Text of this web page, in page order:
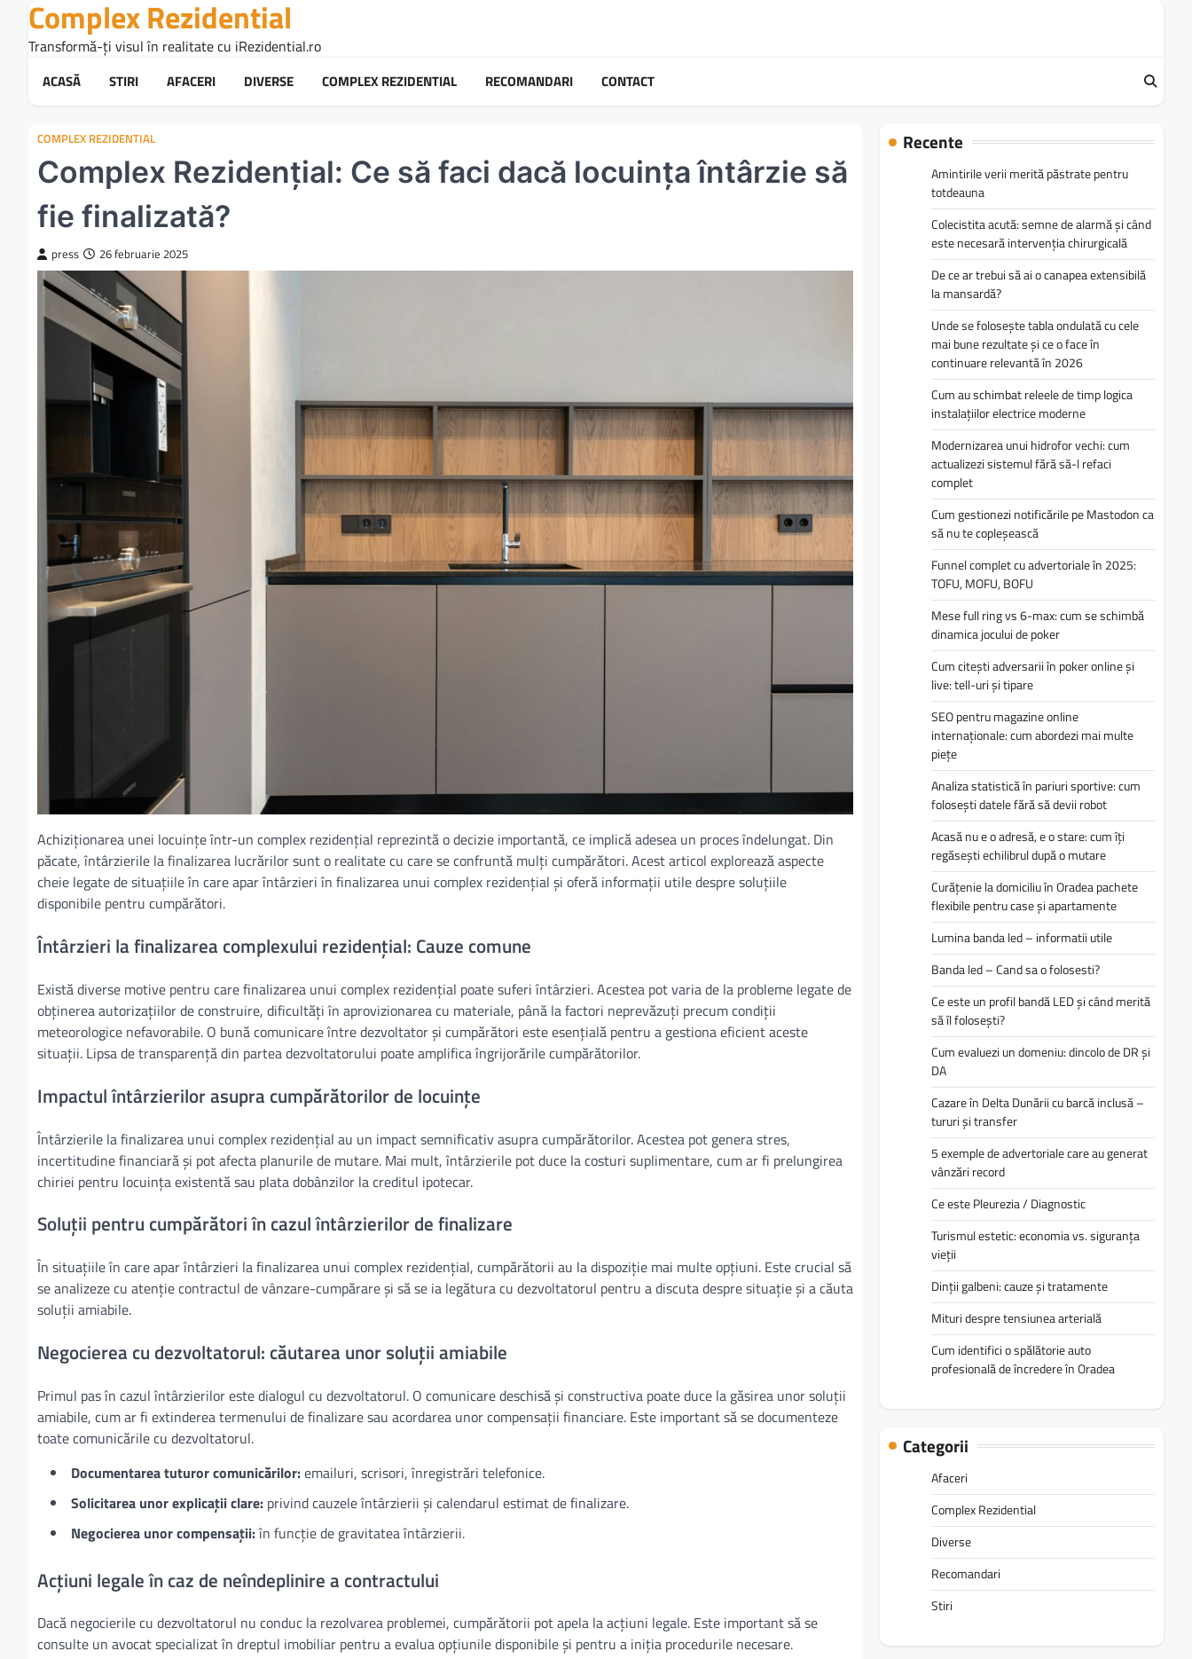
content
Complex Rezidential
Transformă-ți visul în realitate cu iRezidential.ro
ACASĂ STIRI AFACERI DIVERSE COMPLEX REZIDENTIAL RECOMANDARI CONTACT
COMPLEX REZIDENTIAL
Complex Rezidențial: Ce să faci dacă locuința întârzie să
fie finalizată?
press 26 februarie 2025
Achiziționarea unei locuințe într-un complex rezidențial reprezintă o decizie importantă, ce implică adesea un proces îndelungat. Din
păcate, întârzierile la finalizarea lucrărilor sunt o realitate cu care se confruntă mulți cumpărători. Acest articol explorează aspecte
cheie legate de situațiile în care apar întârzieri în finalizarea unui complex rezidențial și oferă informații utile despre soluțiile
disponibile pentru cumpărători.
Întârzieri la finalizarea complexului rezidențial: Cauze comune
Există diverse motive pentru care finalizarea unui complex rezidențial poate suferi întârzieri. Acestea pot varia de la probleme legate de
obținerea autorizațiilor de construire, dificultăți în aprovizionarea cu materiale, până la factori neprevăzuți precum condiții
meteorologice nefavorabile. O bună comunicare între dezvoltator și cumpărători este esențială pentru a gestiona eficient aceste
situații. Lipsa de transparență din partea dezvoltatorului poate amplifica îngrijorările cumpărătorilor.
Impactul întârzierilor asupra cumpărătorilor de locuințe
Întârzierile la finalizarea unui complex rezidențial au un impact semnificativ asupra cumpărătorilor. Acestea pot genera stres,
incertitudine financiară și pot afecta planurile de mutare. Mai mult, întârzierile pot duce la costuri suplimentare, cum ar fi prelungirea
chiriei pentru locuința existentă sau plata dobânzilor la creditul ipotecar.
Soluții pentru cumpărători în cazul întârzierilor de finalizare
În situațiile în care apar întârzieri la finalizarea unui complex rezidențial, cumpărătorii au la dispoziție mai multe opțiuni. Este crucial să
se analizeze cu atenție contractul de vânzare-cumpărare și să se ia legătura cu dezvoltatorul pentru a discuta despre situație și a căuta
soluții amiabile.
Negocierea cu dezvoltatorul: căutarea unor soluții amiabile
Primul pas în cazul întârzierilor este dialogul cu dezvoltatorul. O comunicare deschisă și constructiva poate duce la găsirea unor soluții
amiabile, cum ar fi extinderea termenului de finalizare sau acordarea unor compensații financiare. Este important să se documenteze
toate comunicările cu dezvoltatorul.
Documentarea tuturor comunicărilor:emailuri, scrisori, înregistrări telefonice.
Solicitarea unor explicații clare: privind cauzele întârzierii și calendarul estimat de finalizare.
Negocierea unor compensații:în funcție de gravitatea întârzierii.
Acțiuni legale în caz de neîndeplinire a contractului
Dacă negocierile cu dezvoltatorul nu conduc la rezolvarea problemei, cumpărătorii pot apela la acțiuni legale. Este important să se
consulte un avocat specializat în dreptul imobiliar pentru a evalua opțiunile disponibile și pentru a iniția procedurile necesare.
Recente
Amintirile verii merită păstrate pentru
totdeauna
Colecistita acută: semne de alarmă și când
este necesară intervenția chirurgicală
De ce ar trebui să ai o canapea extensibilă
la mansardă?
Unde se folosește tabla ondulată cu cele
mai bune rezultate și ce o face în
continuare relevantă în 2026
Cum au schimbat releele de timp logica
instalațiilor electrice moderne
Modernizarea unui hidrofor vechi: cum
actualizezi sistemul fără să-l refaci
complet
Cum gestionezi notificările pe Mastodon ca
să nu te copleșească
Funnel complet cu advertoriale în 2025:
TOFU, MOFU, BOFU
Mese full ring vs 6-max: cum se schimbă
dinamica jocului de poker
Cum citești adversarii în poker online și
live: tell-uri și tipare
SEO pentru magazine online
internaționale: cum abordezi mai multe
piețe
Analiza statistică în pariuri sportive: cum
folosești datele fără să devii robot
Acasă nu e o adresă, e o stare: cum îți
regăsești echilibrul după o mutare
Curățenie la domiciliu în Oradea pachete
flexibile pentru case și apartamente
Lumina banda led – informatii utile
Banda led – Cand sa o folosesti?
Ce este un profil bandă LED și când merită
să îl folosești?
Cum evaluezi un domeniu: dincolo de DR și
DA
Cazare în Delta Dunării cu barcă inclusă –
tururi și transfer
5 exemple de advertoriale care au generat
vânzări record
Ce este Pleurezia / Diagnostic
Turismul estetic: economia vs. siguranța
vieții
Dinții galbeni: cauze și tratamente
Mituri despre tensiunea arterială
Cum identifici o spălătorie auto
profesională de încredere în Oradea
Categorii
Afaceri
Complex Rezidential
Diverse
Recomandari
Stiri